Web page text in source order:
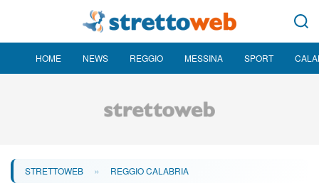
HOME NEWS REGGIO MESSINA SPORT
STRETTOWEB » REGGIO CALABRIA